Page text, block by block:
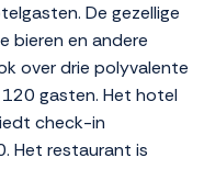
De gezellige
bieren en andere
over drie polyvalente
gasten. Het hotel
check-in
Het restaurant is